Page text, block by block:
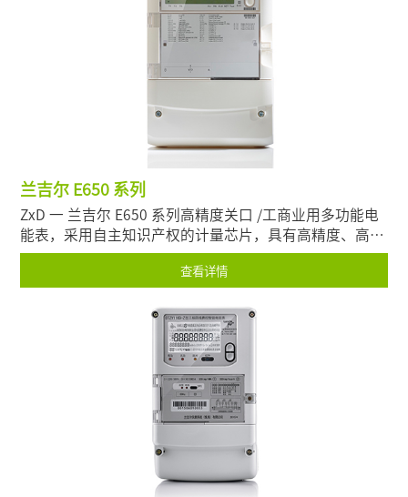
兰吉尔 E650 系列
ZxD 一 兰吉尔 E650 系列高精度关口 /工商业用多功能电
能表，采用自主知识产权的计量芯片，具有高精度、高稳
定、功能强大的特点，是兰吉尔三相多功能电能表领域的
查看详情